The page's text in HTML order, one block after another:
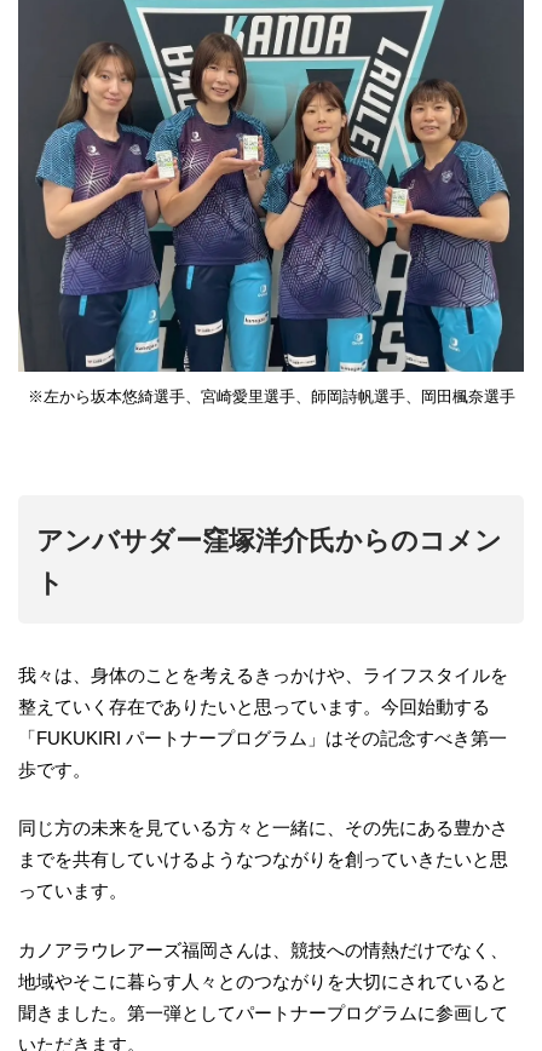
※左から坂本悠綺選手、宮崎愛里選手、師岡詩帆選手、岡田楓奈選手
アンバサダー窪塚洋介氏からのコメン
ト
我々は、身体のことを考えるきっかけや、ライフスタイルを
整えていく存在でありたいと思っています。今回始動する
「FUKUKIRI パートナープログラム」はその記念すべき第一
歩です。
同じ方の未来を見ている方々と一緒に、その先にある豊かさ
までを共有していけるようなつながりを創っていきたいと思
っています。
カノアラウレアーズ福岡さんは、競技への情熱だけでなく、
地域やそこに暮らす人々とのつながりを大切にされていると
聞きました。第一弾としてパートナープログラムに参画して
いただきます。